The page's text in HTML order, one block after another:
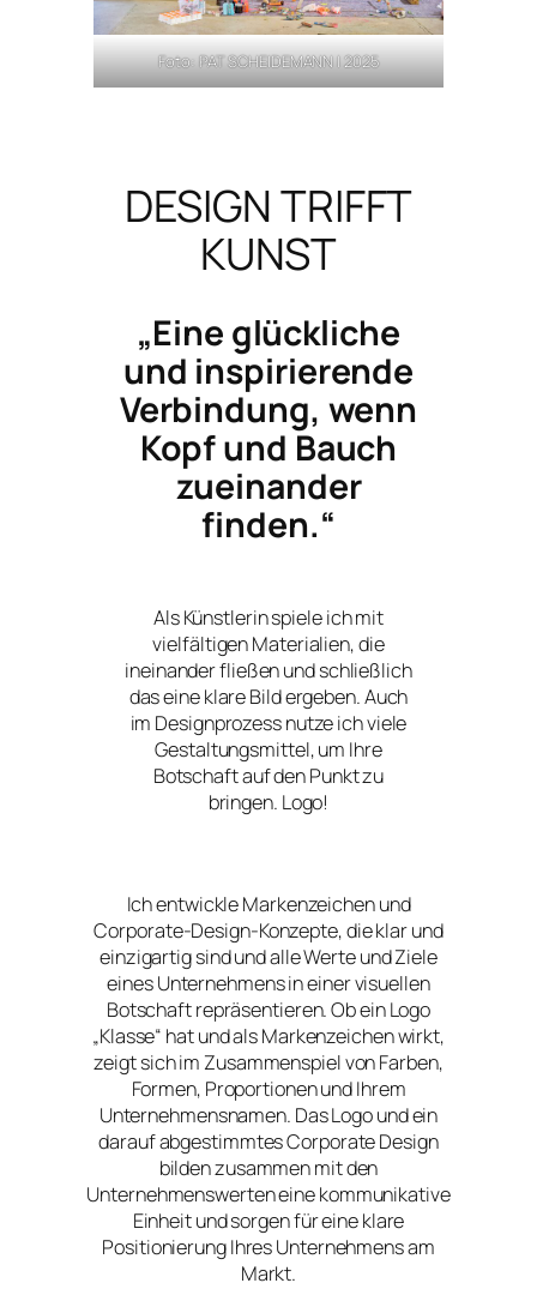
Foto: PAT SCHEIDEMANN | 2025
DESIGN TRIFFT
KUNST
„Eine glückliche
und inspirierende
Verbindung, wenn
Kopf und Bauch
zueinander
finden.“
Als Künstlerin spiele ich mit
vielfältigen Materialien, die
ineinander fließen und schließlich
das eine klare Bild ergeben. Auch
im Designprozess nutze ich viele
Gestaltungsmittel, um Ihre
Botschaft auf den Punkt zu
bringen. Logo!
Ich entwickle Markenzeichen und
Corporate-Design-Konzepte, die klar und
einzigartig sind und alle Werte und Ziele
eines Unternehmens in einer visuellen
Botschaft repräsentieren. Ob ein Logo
„Klasse“ hat und als Markenzeichen wirkt,
zeigt sich im Zusammenspiel von Farben,
Formen, Proportionen und Ihrem
Unternehmensnamen. Das Logo und ein
darauf abgestimmtes Corporate Design
bilden zusammen mit den
Unternehmenswerten eine kommunikative
Einheit und sorgen für eine klare
Positionierung Ihres Unternehmens am
Markt.